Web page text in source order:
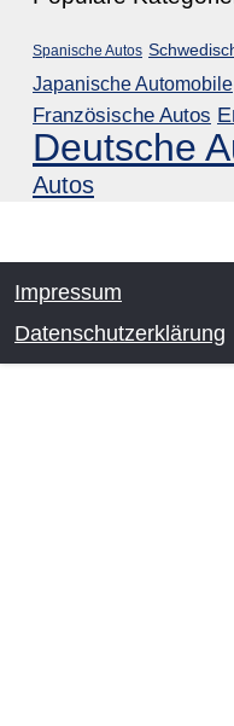
Spanische Autos
Japanische Automobile
Französische Autos
Deutsche
Autos
Impressum
Datenschutzerklärung